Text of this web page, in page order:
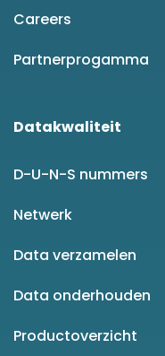
Careers
Partnerprogamma
Datakwaliteit
D-U-N-S nummers
Netwerk
Data verzamelen
Data onderhouden
Productoverzicht